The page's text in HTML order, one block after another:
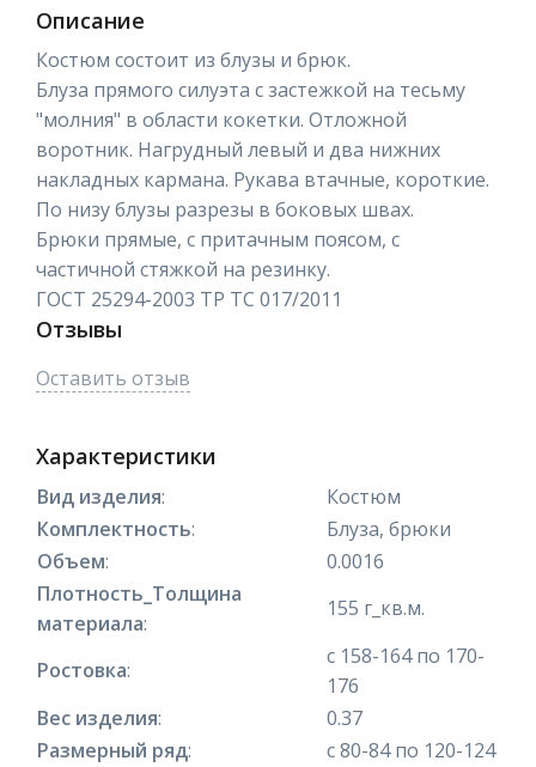
Описание
Костюм состоит из блузы и брюк.
Блуза прямого силуэта с застежкой на тесьму
"молния" в области кокетки. Отложной
воротник. Нагрудный левый и два нижних
накладных кармана. Рукава втачные, короткие.
По низу блузы разрезы в боковых швах.
Брюки прямые, с притачным поясом, с
частичной стяжкой на резинку.
ГОСТ 25294-2003 ТР ТС 017/2011
Отзывы
Оставить отзыв
Характеристики
Вид изделия:
Костюм
Комплектность:
Блуза, брюки
Объем:
0.0016
Плотность_Толщина
материала:
155 г_кв.м.
Ростовка:
с 158-164 по 170-
176
Вес изделия:
0.37
Размерный ряд:
с 80-84 по 120-124